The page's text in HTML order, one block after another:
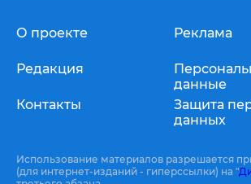
О проекте
Редакция
Контакты
Реклама
данные
Защита
данных
Использование материалов разрешается
(для интернет-изданий - гиперссылки) на "